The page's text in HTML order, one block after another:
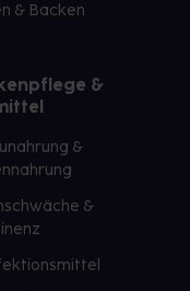
& Backen
&
&
&